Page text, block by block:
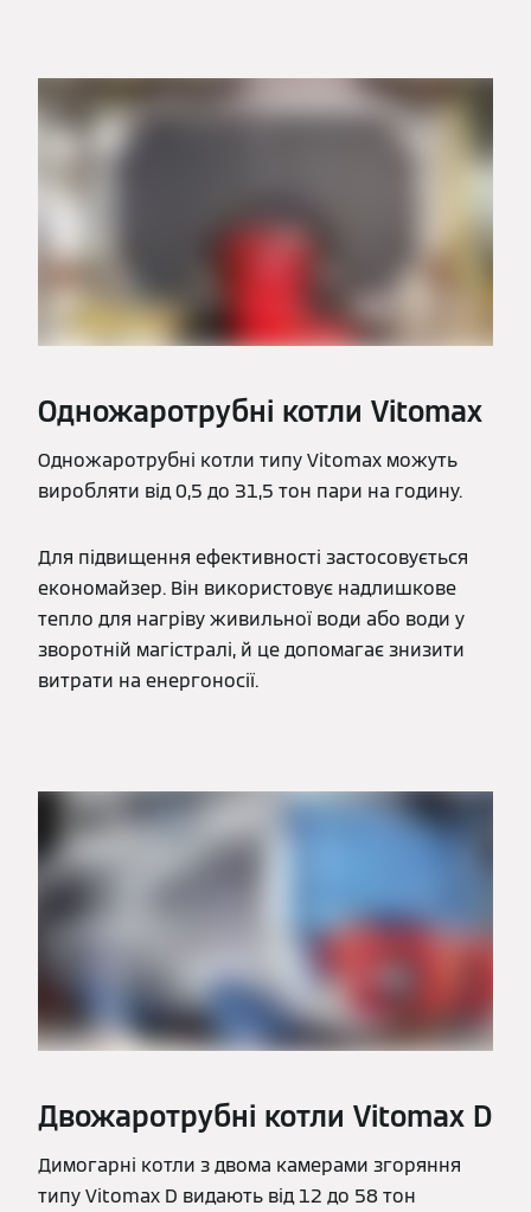
Одножаротрубні котли Vitomax
Одножаротрубні котли типу Vitomax можуть
виробляти від 0,5 до 31,5 тон пари на годину.
Для підвищення ефективності застосовується
економайзер. Він використовує надлишкове
тепло для нагріву живильної води або води у
зворотній магістралі, й це допомагає знизити
витрати на енергоносії.
Двожаротрубні котли Vitomax D
Димогарні котли з двома камерами згоряння
типу Vitomax D видають від 12 до 58 тон